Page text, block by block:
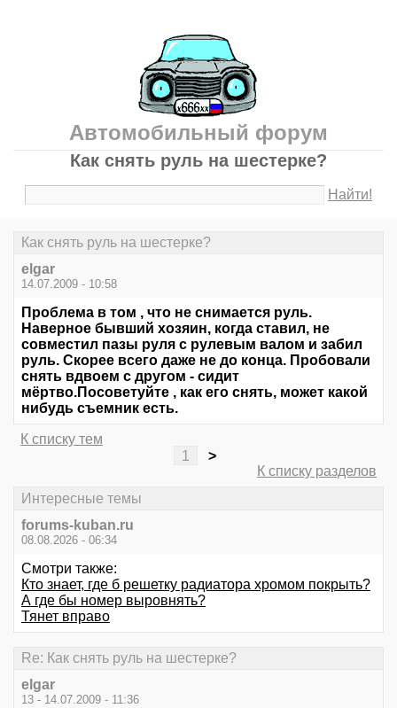
Автомобильный форум
Как снять руль на шестерке?
Найти!
Как снять руль на шестерке?
elgar
14.07.2009 - 10:58
Проблема в том , что не снимается руль.
Наверное бывший хозяин, когда ставил, не
совместил пазы руля с рулевым валом и забил
руль. Скорее всего даже не до конца. Пробовали
снять вдвоем с другом - сидит
мёртво.Посоветуйте , как его снять, может какой
нибудь съемник есть.
К списку тем
1
>
К списку разделов
Интересные темы
forums-kuban.ru
08.08.2026 - 06:34
Смотри также:
Кто знает, где б решетку радиатора хромом покрыть?
А где бы номер выровнять?
Тянет вправо
Re: Как снять руль на шестерке?
elgar
13 - 14.07.2009 - 11:36